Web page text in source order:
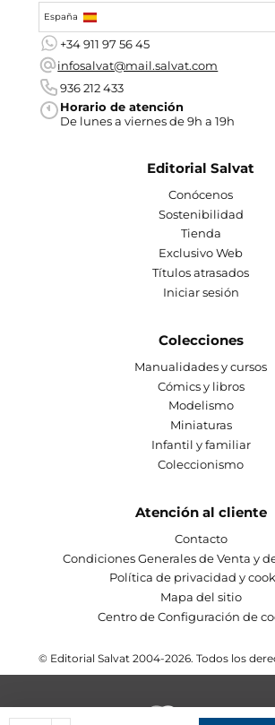
España
+34 911 97 56 45
infosalvat@mail.salvat.com
936 212 433
Horario de atención
De lunes a viernes de 9h a 19h
Editorial Salvat
Conócenos
Sostenibilidad
Tienda
Exclusivo Web
Títulos atrasados
Iniciar sesión
Colecciones
Manualidades y cursos
Cómics y libros
Modelismo
Miniaturas
Infantil y familiar
Coleccionismo
Atención al cliente
Contacto
Condiciones Generales de Venta y
Política de privacidad y
Mapa del sitio
Centro de Configuración de
© Editorial Salvat 2004-2026. Todos los